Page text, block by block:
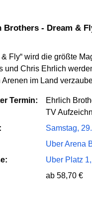
Brothers - Dream &
& Fly“ wird die größte
und Chris Ehrlich
Arenen im Land
Termin:
Ehrlich
TV
Samstag,
Uber Arena
Uber Platz
ab 58,70 €